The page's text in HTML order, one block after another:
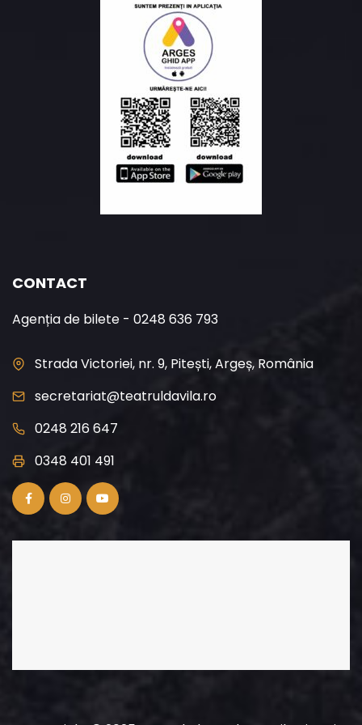
CONTACT
Agenția de bilete - 0248 636 793
Strada Victoriei, nr. 9, Pitești, Argeș, România
secretariat@teatruldavila.ro
0248 216 647
0348 401 491